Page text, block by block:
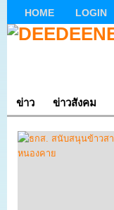
HOME LOGIN
ข่าว ข่าวสังคม